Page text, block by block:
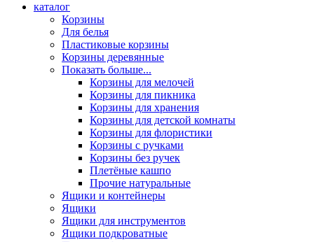
каталог
Корзины
Для белья
Пластиковые корзины
Корзины деревянные
Показать больше...
Корзины для мелочей
Корзины для пикника
Корзины для хранения
Корзины для детской комнаты
Корзины для флористики
Корзины с ручками
Корзины без ручек
Плетёные кашпо
Прочие натуральные
Ящики и контейнеры
Ящики
Ящики для инструментов
Ящики подкроватные